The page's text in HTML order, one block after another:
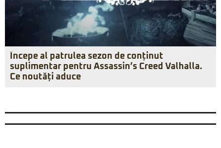
Începe al patrulea sezon de conținut
suplimentar pentru Assassin’s Creed Valhalla.
Ce noutăți aduce